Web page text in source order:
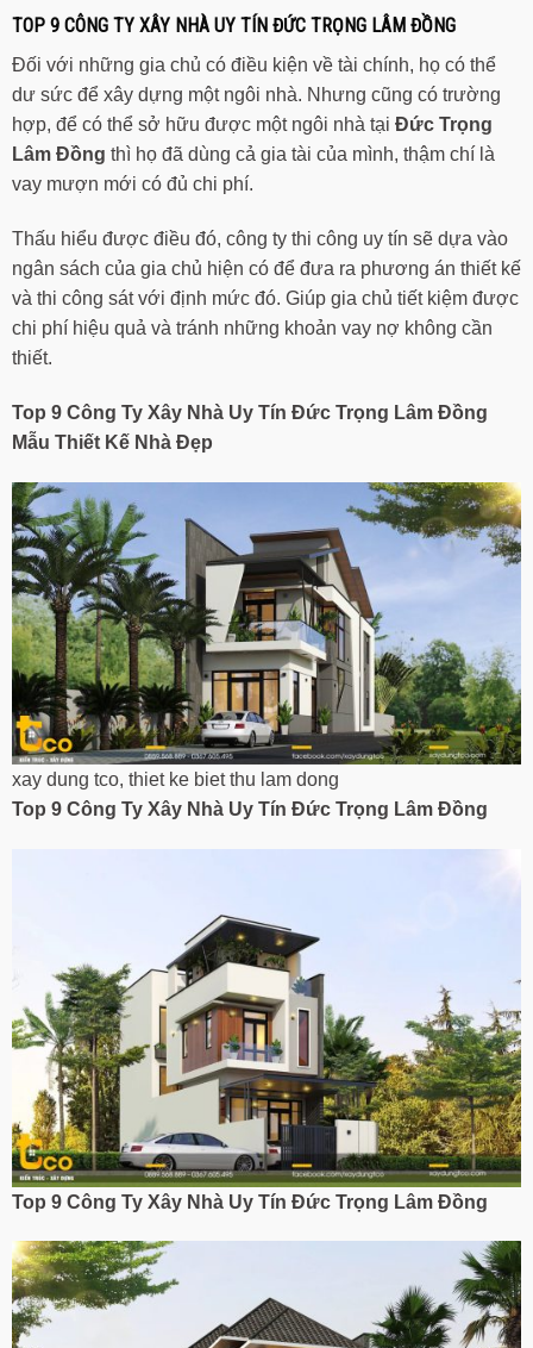
TOP 9 CÔNG TY XÂY NHÀ UY TÍN ĐỨC TRỌNG LÂM ĐỒNG
Đối với những gia chủ có điều kiện về tài chính, họ có thể
dư sức để xây dựng một ngôi nhà. Nhưng cũng có trường
hợp, để có thể sở hữu được một ngôi nhà tại Đức Trọng
Lâm Đồng thì họ đã dùng cả gia tài của mình, thậm chí là
vay mượn mới có đủ chi phí.
Thấu hiểu được điều đó, công ty thi công uy tín sẽ dựa vào
ngân sách của gia chủ hiện có để đưa ra phương án thiết kế
và thi công sát với định mức đó. Giúp gia chủ tiết kiệm được
chi phí hiệu quả và tránh những khoản vay nợ không cần
thiết.
Top 9 Công Ty Xây Nhà Uy Tín Đức Trọng Lâm Đồng
Mẫu Thiết Kế Nhà Đẹp
xay dung tco, thiet ke biet thu lam dong
Top 9 Công Ty Xây Nhà Uy Tín Đức Trọng Lâm Đồng
Top 9 Công Ty Xây Nhà Uy Tín Đức Trọng Lâm Đồng